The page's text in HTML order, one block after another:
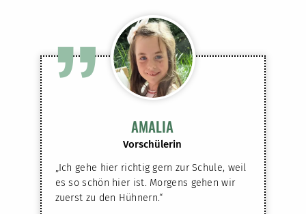
” AMALIA
Vorschülerin
„Ich gehe hier richtig gern zur Schule, weil
es so schön hier ist. Morgens gehen wir
zuerst zu den Hühnern.“